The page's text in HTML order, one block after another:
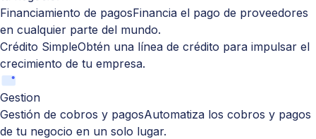
Financiamiento de pagosFinancia el pago de proveedores
en cualquier parte del mundo.
Crédito SimpleObtén una línea de crédito para impulsar el
crecimiento de tu empresa.
Gestion
Gestión de cobros y pagosAutomatiza los cobros y pagos
de tu negocio en un solo lugar.